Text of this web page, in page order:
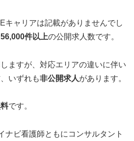
キャリアは記載がありませんでし
56,000件以上の公開求人数です。
ますが、対応エリアの違いに伴い
いずれも非公開求人があります。
です。
ナビ看護師ともにコンサルタント